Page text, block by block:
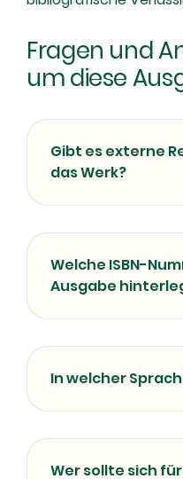
Fragen und
um diese
Gibt es externe
das Werk?
Welche ISBN-
Ausgabe
In welcher
Wer sollte sich